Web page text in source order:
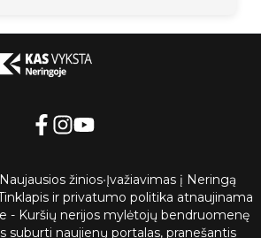
Naujausios žinios•Įvažiavimas į Neringą
ir privatumo politika atnaujinama
- Kuršių nerijos mylėtojų bendruomenę
suburti naujienų portalas, pranešantis